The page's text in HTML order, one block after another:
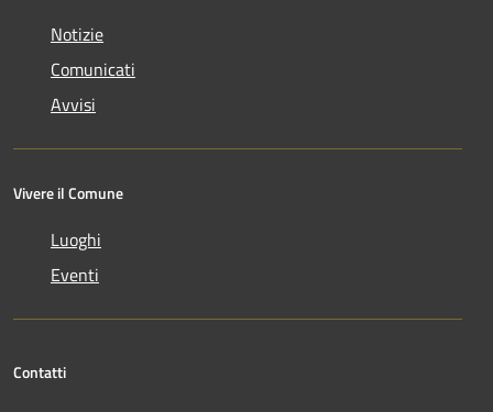
Notizie
Comunicati
Avvisi
Vivere il Comune
Luoghi
Eventi
Contatti